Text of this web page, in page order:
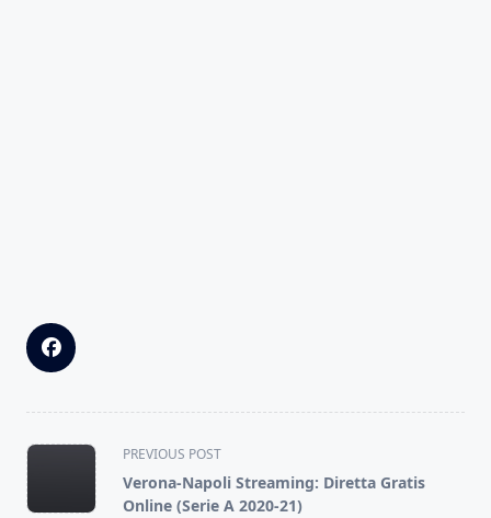
<span
class="nav-
subtitle
PREVIOUS POST
Verona-Napoli Streaming: Diretta Gratis
Online (Serie A 2020-21)